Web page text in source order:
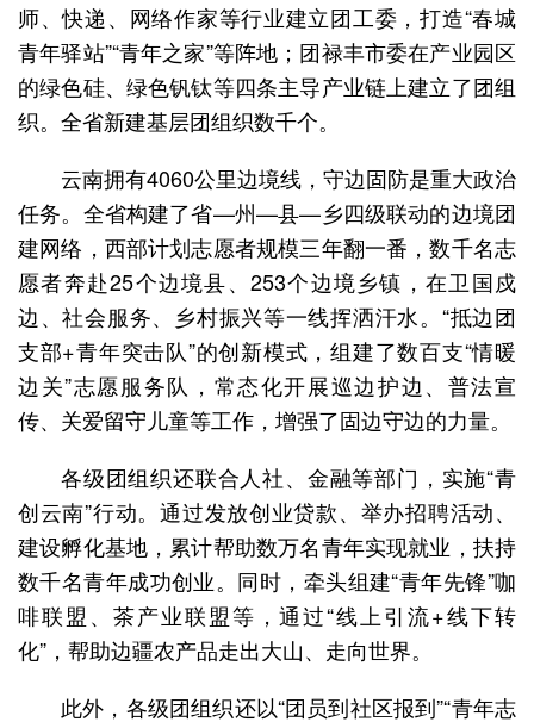
师、快递、网络作家等行业建立团工委，打造“春城
青年驿站”“青年之家”等阵地；团禄丰市委在产业园区
的绿色硅、绿色钒钛等四条主导产业链上建立了团组
织。全省新建基层团组织数千个。
云南拥有4060公里边境线，守边固防是重大政治
任务。全省构建了省—州—县—乡四级联动的边境团
建网络，西部计划志愿者规模三年翻一番，数千名志
愿者奔赴25个边境县、253个边境乡镇，在卫国戍
边、社会服务、乡村振兴等一线挥洒汗水。“抵边团
支部+青年突击队”的创新模式，组建了数百支“情暖
边关”志愿服务队，常态化开展巡边护边、普法宣
传、关爱留守儿童等工作，增强了固边守边的力量。
各级团组织还联合人社、金融等部门，实施“青
创云南”行动。通过发放创业贷款、举办招聘活动、
建设孵化基地，累计帮助数万名青年实现就业，扶持
数千名青年成功创业。同时，牵头组建“青年先锋”咖
啡联盟、茶产业联盟等，通过“线上引流+线下转
化”，帮助边疆农产品走出大山、走向世界。
此外，各级团组织还以“团员到社区报到”“青年志